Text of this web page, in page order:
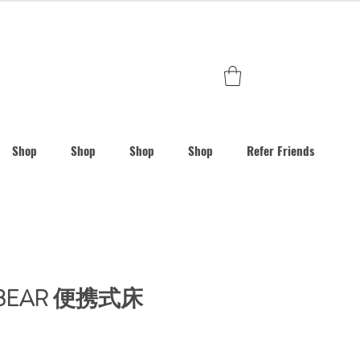
Shop Shop Shop Shop Refer Friends
便携式床